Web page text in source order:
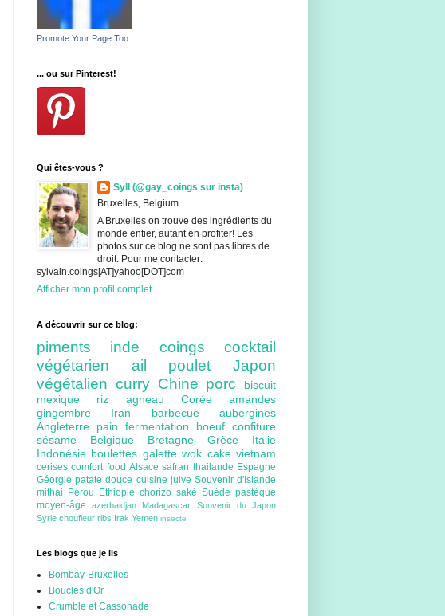
Promote Your Page Too
... ou sur Pinterest!
Qui êtes-vous ?
Syll (@gay_coings sur insta)
Bruxelles, Belgium
A Bruxelles on trouve des ingrédients du
monde entier, autant en profiter! Les
photos sur ce blog ne sont pas libres de
droit. Pour me contacter:
sylvain.coings[AT]yahoo[DOT]com
Afficher mon profil complet
A découvrir sur ce blog:
piments inde coingscocktail
végétarien ail pouletJapon
végétalien curry Chine porc
biscuit
mexique riz agneau Corée amandes
gingembre Iran barbecueaubergines
Angleterre pain fermentation boeuf confiture
sésame Belgique Bretagne Grèce Italie
Indonésie boulettes galettewok cakevietnam
cerisescomfort foodAlsacesafran thailande Espagne
Géorgiepatate douce cuisine juive Souvenir d'Islande
mithai
Pérou Ethiopie chorizo saké Suède pastèque
moyen-âgeazerbaidjan Madagascar Souvenir du Japon
Syrie choufleur ribs Irak Yemen insecte
Les blogs que je lis
Bombay-Bruxelles
Boucles d'Or
Crumble et Cassonade